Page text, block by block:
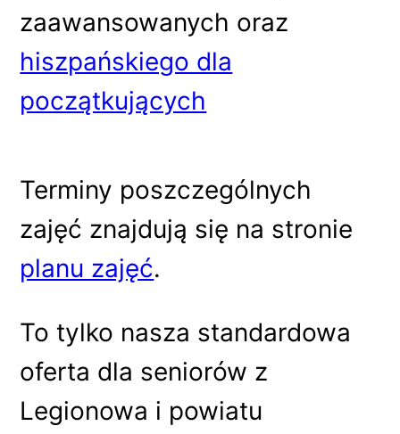
zaawansowanych oraz
hiszpańskiego dla
początkujących
Terminy poszczególnych
zajęć znajdują się na stronie
planu zajęć.
To tylko nasza standardowa
oferta dla seniorów z
Legionowa i powiatu